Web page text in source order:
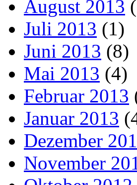
August 2013
Juli 2013 (1)
Juni 2013 (8)
Mai 2013 (4)
Februar 2013
Januar 2013
Dezember
November